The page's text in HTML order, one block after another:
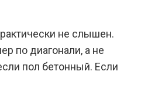
не слышен.
по диагонали, а не
пол бетонный. Если